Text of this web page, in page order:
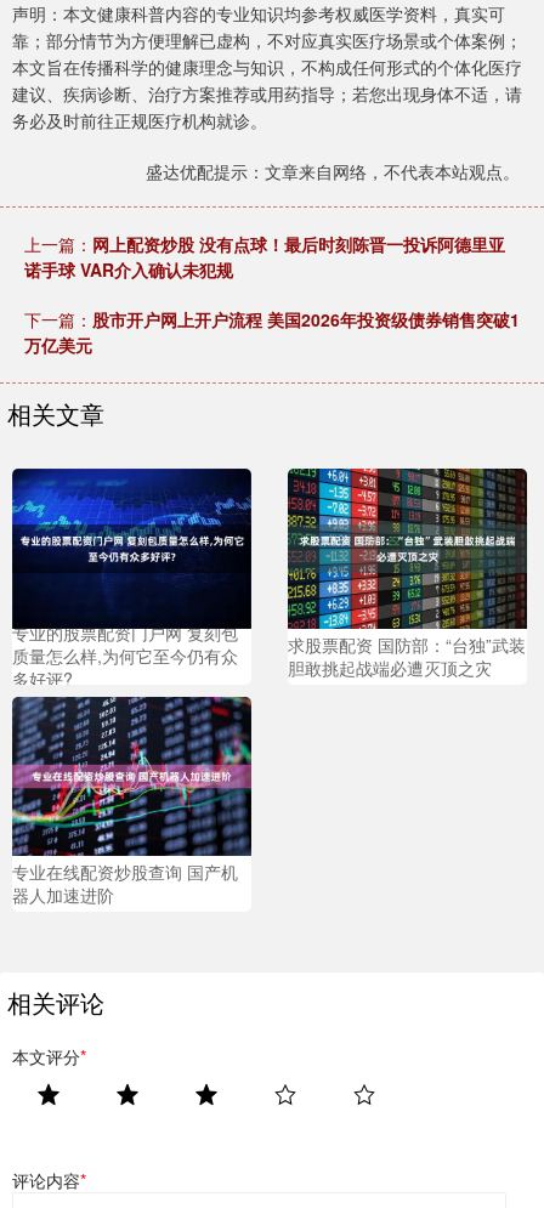
声明：本文健康科普内容的专业知识均参考权威医学资料，真实可
靠；部分情节为方便理解已虚构，不对应真实医疗场景或个体案例；
本文旨在传播科学的健康理念与知识，不构成任何形式的个体化医疗
建议、疾病诊断、治疗方案推荐或用药指导；若您出现身体不适，请
务必及时前往正规医疗机构就诊。
盛达优配提示：文章来自网络，不代表本站观点。
上一篇： 网上配资炒股 没有点球！最后时刻陈晋一投诉阿德里亚
诺手球 VAR介入确认未犯规
下一篇： 股市开户网上开户流程 美国2026年投资级债券销售突破1
万亿美元
相关文章
专业的股票配资门户网 复刻包
质量怎么样,为何它至今仍有众
多好评?
求股票配资 国防部：“台独”武装
胆敢挑起战端必遭灭顶之灾
专业在线配资炒股查询 国产机
器人加速进阶
相关评论
本文评分*
评论内容*